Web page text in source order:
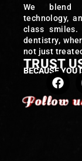
We blend
technology,
class
dentistry,
not just
TRUST
BECAUSE YOU
Follow
Follow
Follow
Follow
Follow
Follow
Follow
Follow